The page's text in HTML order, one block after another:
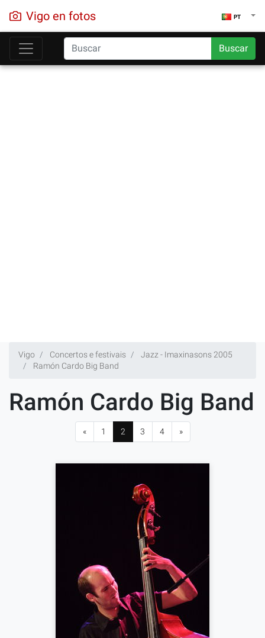
Vigo en fotos PT
Buscar
Vigo Concertos e festivais
Jazz - Imaxinasons 2005
Ramón Cardo Big Band
Ramón Cardo Big Band
« 1 2 3 4 »